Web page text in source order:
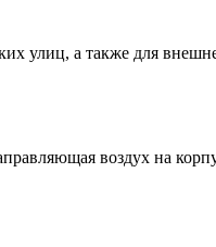
улиц, а также для
воздух на